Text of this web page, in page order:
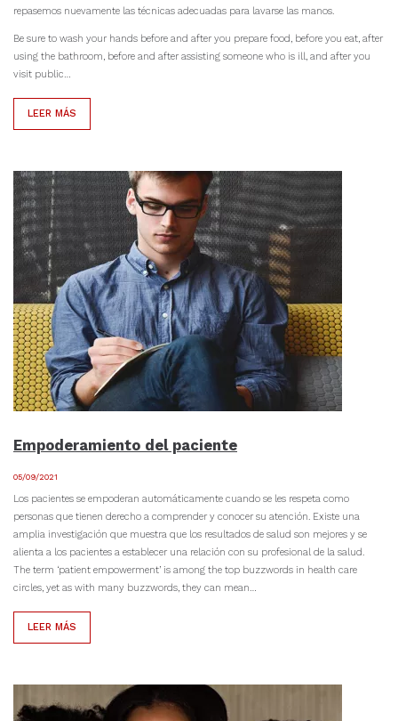
repasemos nuevamente las técnicas adecuadas para lavarse las manos.
Be sure to wash your hands before and after you prepare food, before you eat, after
using the bathroom, before and after assisting someone who is ill, and after you
visit public…
LEER MÁS
Empoderamiento del paciente
05/09/2021
Los pacientes se empoderan automáticamente cuando se les respeta como
personas que tienen derecho a comprender y conocer su atención. Existe una
amplia investigación que muestra que los resultados de salud son mejores y se
alienta a los pacientes a establecer una relación con su profesional de la salud.
The term ‘patient empowerment’ is among the top buzzwords in health care
circles, yet as with many buzzwords, they can mean…
LEER MÁS